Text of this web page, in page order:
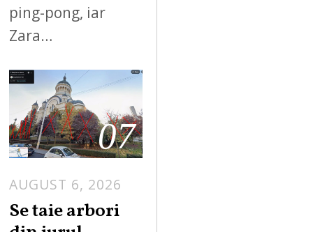
ping-pong, iar
Zara…
07
AUGUST 6, 2026
Se taie arbori